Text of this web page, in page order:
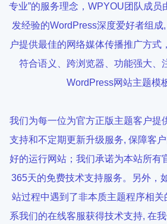
专业”的服务理念，WPYOU团队成员
发经验的WordPress深度爱好者组成
户提供最佳的网络媒体传播推广方式
符合语义、跨浏览器、功能强大、
WordPress网站主题模
我们为每一位为官方正版主题客户提
支持和不定期更新升级服务, 保障客
好的运行网站；我们承诺为本站所有
365天的免费技术支持服务。另外，
站过程中遇到了非本质主题程序相
系我们的在线客服获得技术支持, 在